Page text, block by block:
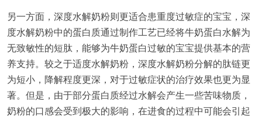
另一方面，深度水解奶粉则更适合患重度过敏症的宝宝，深
度水解奶粉中的蛋白质通过制作工艺已经将牛奶蛋白水解为
无致敏性的短肽，能够为牛奶蛋白过敏的宝宝提供基本的营
养支持。较之于适度水解奶粉，深度水解奶粉分解的肽链更
为短小，降解程度更深，对于过敏症状的治疗效果也更为显
著。但是，由于部分蛋白质经过水解会产生一些苦味物质，
奶粉的口感会受到极大的影响，在进食的过程中可能会引起